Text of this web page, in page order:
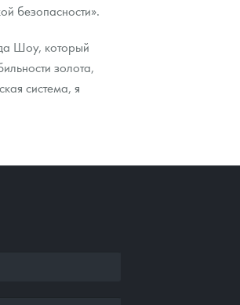
безопасности».
Шоу, который
золота,
система, я